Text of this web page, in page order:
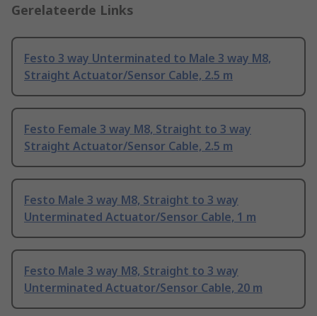
Gerelateerde Links
Festo 3 way Unterminated to Male 3 way M8,
Straight Actuator/Sensor Cable, 2.5 m
Festo Female 3 way M8, Straight to 3 way
Straight Actuator/Sensor Cable, 2.5 m
Festo Male 3 way M8, Straight to 3 way
Unterminated Actuator/Sensor Cable, 1 m
Festo Male 3 way M8, Straight to 3 way
Unterminated Actuator/Sensor Cable, 20 m